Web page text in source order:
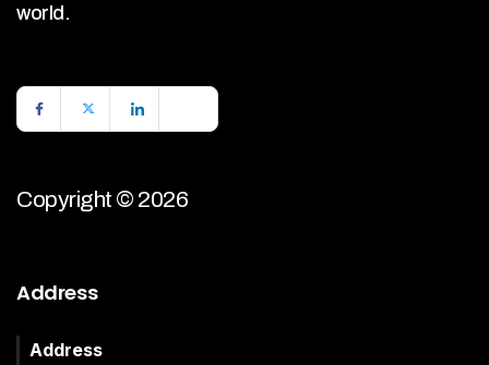
world.
Copyright © 2026
Address
Address